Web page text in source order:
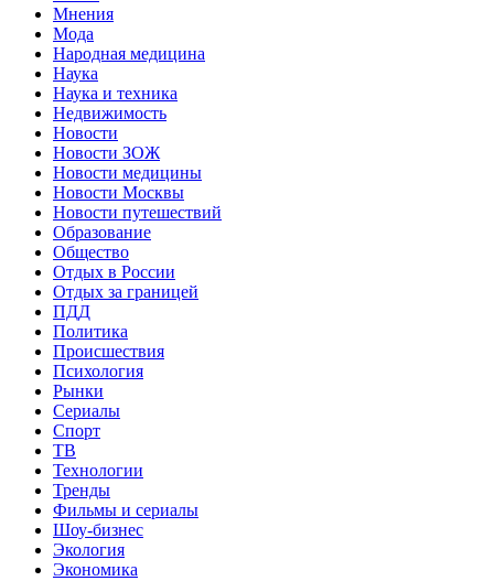
Мнения
Мода
Народная медицина
Наука
Наука и техника
Недвижимость
Новости
Новости ЗОЖ
Новости медицины
Новости Москвы
Новости путешествий
Образование
Общество
Отдых в России
Отдых за границей
ПДД
Политика
Происшествия
Психология
Рынки
Сериалы
Спорт
ТВ
Технологии
Тренды
Фильмы и сериалы
Шоу-бизнес
Экология
Экономика